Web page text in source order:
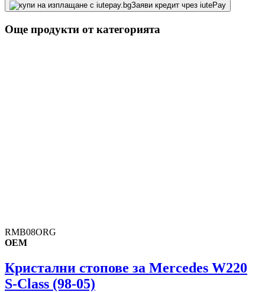
Заяви кредит чрез iutePay
Още продукти от категорията
RMB08ORG
OEM
Кристални стопове за Mercedes W220
S-Class (98-05)